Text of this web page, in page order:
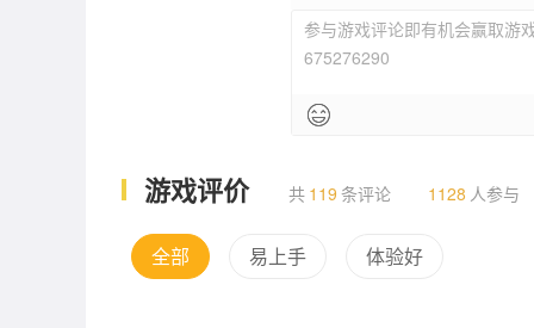
参与游戏评论即有机会赢取游
675276290
游戏评价 共 119 条评论 1128 人参与
全部 易上手 体验好